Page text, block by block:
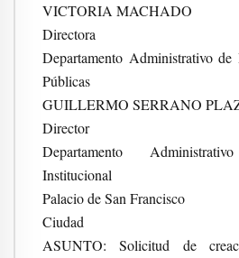
VICTORIA MACHADO
Directora
Departamento Administrativo
Públicas
GUILLERMO SERRANO
Director
Departamento
Institucional
Palacio de San Francisco
Ciudad
ASUNTO: Solicitud de